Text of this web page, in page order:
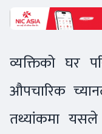
व्यक्तिको घर
औपचारिक
तथ्यांकमा